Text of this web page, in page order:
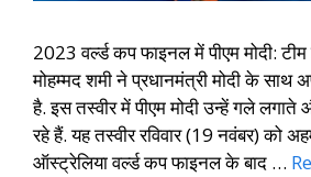
2023 वर्ल्ड कप फाइनल में पीएम मोदी:
मोहम्मद शमी ने प्रधानमंत्री मोदी के साथ
है. इस तस्वीर में पीएम मोदी उन्हें गले
रहे हैं. यह तस्वीर रविवार (19 नवंबर) को
ऑस्ट्रेलिया वर्ल्ड कप फाइनल के बाद …